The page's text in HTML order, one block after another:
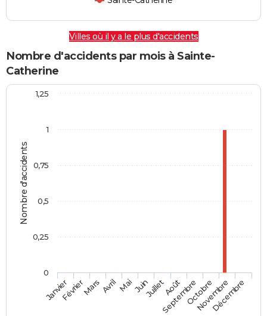
Villes où il y a le plus d'accidents
Nombre d'accidents par mois à Sainte-
Catherine
Nombre d'accidents
JanvierFévrierMars AvrilMaiJuinJuilletAoût
SeptembreOctobre
Novembre
Décembre
0
1
0,25
0,5
0,75
1,25